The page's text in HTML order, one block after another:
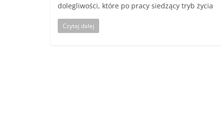
dolegliwości, które po pracy siedzący tryb życia
Czytaj dalej